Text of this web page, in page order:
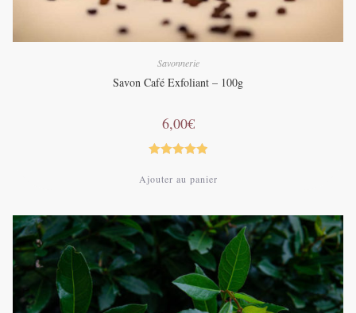
Savonnerie
Savon Café Exfoliant – 100g
6,00€
sur 5
Ajouter au panier